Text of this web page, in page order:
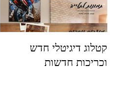
קטלוג דיגיטלי חדש
וכריכות חדשות